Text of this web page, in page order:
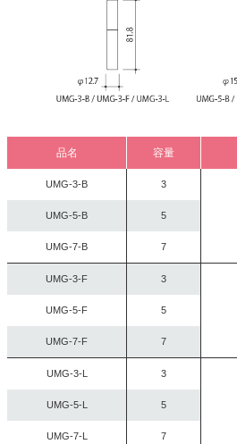
品名 容量
UMG-3-B 3
UMG-5-B 5
UMG-7-B 7
UMG-3-F 3
UMG-5-F 5
UMG-7-F 7
UMG-3-L 3
UMG-5-L 5
UMG-7-L 7